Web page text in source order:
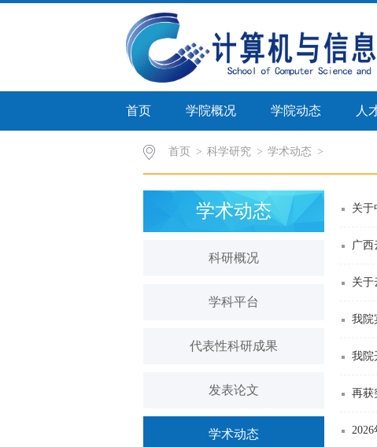
首页 学院概况 学院动态 人
首页 > 科学研究 > 学术动态
学术动态
科研概况
学科平台
代表性科研成果
发表论文
学术动态
关于
广西
关于
我院
我院
再获